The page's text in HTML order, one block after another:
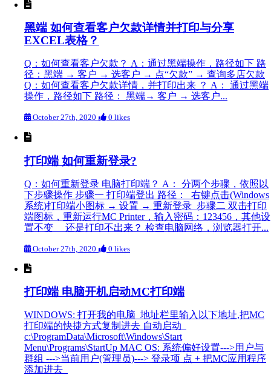
黑端 如何查看客户欠款详情并打印与分享
EXCEL表格？
Q：如何查看客户欠款？ A：通过黑端操作，路径如下 路
径：黑端 → 客户 → 选客户 → 点“欠款” → 查询多店欠款
Q：如何查看客户欠款详情，并打印出来 ？ A： 通过黑端
操作，路径如下 路径： 黑端→ 客户 → 选客户...
October 27th, 2020 0 likes
打印端 如何重新登录?
Q：如何重新登录 电脑打印端？ A： 分两个步骤，依照以
下步骤操作 步骤一 打印端登出 路径： 右键点击(Windows
系统)打印端小图标 → 设置 → 重新登录 步骤二 双击打印
端图标，重新运行MC Printer，输入密码：123456，其他设
置不变 还是打印不出来？ 检查电脑网络，浏览器打开...
October 27th, 2020 0 likes
打印端 电脑开机启动MC打印端
WINDOWS: 打开我的电脑 地址栏里输入以下地址,把MC
打印端的快捷方式复制进去 自动启动
c:\ProgramData\Microsoft\Windows\Start
Menu\Programs\StartUp MAC OS: 系统偏好设置--->用户与
群组 --->当前用户(管理员)---> 登录项 点 + 把MC应用程序
添加进去